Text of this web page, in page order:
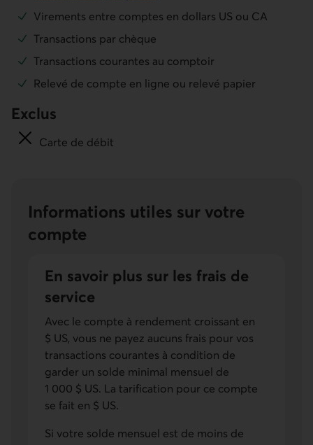
Virements entre comptes en dollars US ou CA
Transactions par chèque
Transactions courantes au comptoir
Relevé de compte en ligne ou relevé papier
Exclus
Carte de débit
Informations utiles sur votre
compte
En savoir plus sur les frais de
service
Avec le compte à rendement croissant en
$ US, vous ne payez aucuns frais pour vos
transactions courantes à condition de
garder un solde minimal mensuel de
1 000 $ US. La tarification pour ce compte
se fait en $ US.
Si votre solde mensuel est de moins de